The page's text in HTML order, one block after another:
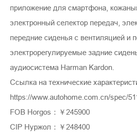
приложение для смартфона,
электронный селектор передач,
передние сиденья с вентиляцией и
электрорегулируемые задние
аудиосистема Harman Kardon.
Ссылка на технические
https://www.autohome.com.cn/spec/
FOB Horgos：￥245900
CIP Нуржол：￥248400